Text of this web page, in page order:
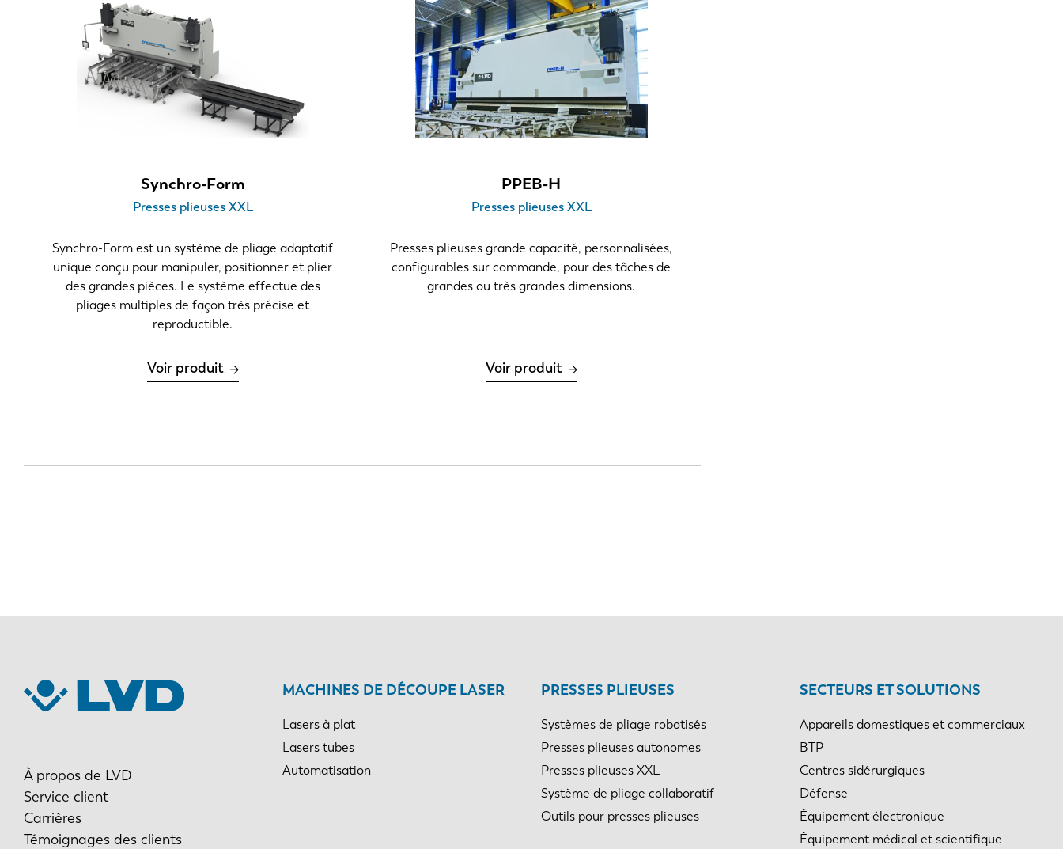
Tonnage
>640
Épaisseur du matériau
4,0-6,0 m
> 6,0 m
Géométrie des pièces
Synchro-Form
Presses plieuses XXL
Synchro-Form est un système de pliage adaptatif
unique conçu pour manipuler, positionner et plier
des grandes pièces. Le système effectue des
pliages multiples de façon très précise et
reproductible.
Voir produit
PPEB-H
Presses plieuses XXL
Presses plieuses grande capacité, personnalisées,
configurables sur commande, pour des tâches de
grandes ou très grandes dimensions.
Voir produit
À propos de LVD
Service client
Carrières
Témoignages des clients
MACHINES DE DÉCOUPE LASER
Lasers à plat
Lasers tubes
Automatisation
PRESSES PLIEUSES
Systèmes de pliage robotisés
Presses plieuses autonomes
Presses plieuses XXL
Système de pliage collaboratif
Outils pour presses plieuses
SECTEURS ET SOLUTIONS
Appareils domestiques et commerciaux
BTP
Centres sidérurgiques
Défense
Équipement électronique
Équipement médical et scientifique